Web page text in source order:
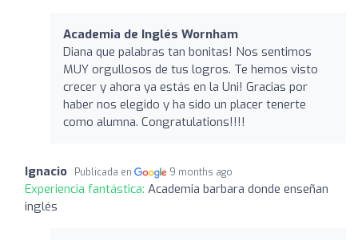
Academia de Inglés Wornham
Diana que palabras tan bonitas! Nos sentimos
MUY orgullosos de tus logros. Te hemos visto
crecer y ahora ya estás en la Uni! Gracias por
haber nos elegido y ha sido un placer tenerte
como alumna. Congratulations!!!!
Ignacio Publicada en 9 months ago
Experiencia fantástica: Academia barbara donde enseñan
inglés